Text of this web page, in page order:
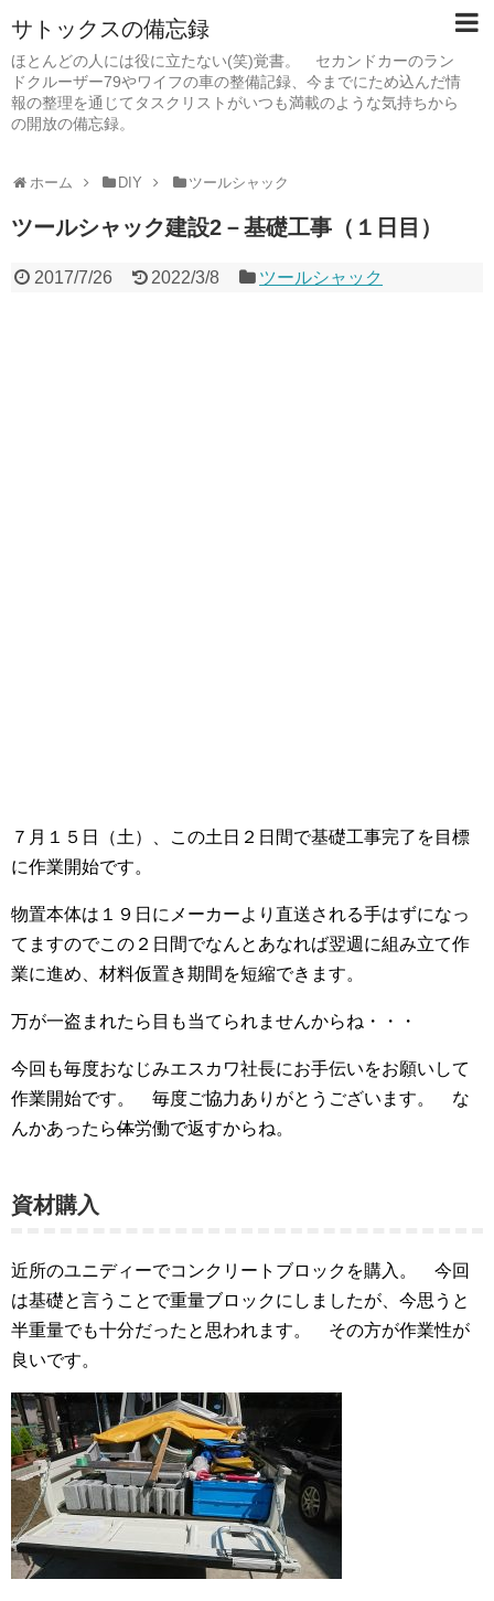
サトックスの備忘録
ほとんどの人には役に立たない(笑)覚書。 セカンドカーのラン
ドクルーザー79やワイフの車の整備記録、今までにため込んだ情
報の整理を通じてタスクリストがいつも満載のような気持ちから
の開放の備忘録。
ホーム DIY ツールシャック
ツールシャック建設2－基礎工事（１日目）
2017/7/26 2022/3/8 ツールシャック
７月１５日（土）、この土日２日間で基礎工事完了を目標
に作業開始です。
物置本体は１９日にメーカーより直送される手はずになっ
てますのでこの２日間でなんとあなれば翌週に組み立て作
業に進め、材料仮置き期間を短縮できます。
万が一盗まれたら目も当てられませんからね・・・
今回も毎度おなじみエスカワ社長にお手伝いをお願いして
作業開始です。 毎度ご協力ありがとうございます。 な
んかあったら体労働で返すからね。
資材購入
近所のユニディーでコンクリートブロックを購入。 今回
は基礎と言うことで重量ブロックにしましたが、今思うと
半重量でも十分だったと思われます。 その方が作業性が
良いです。